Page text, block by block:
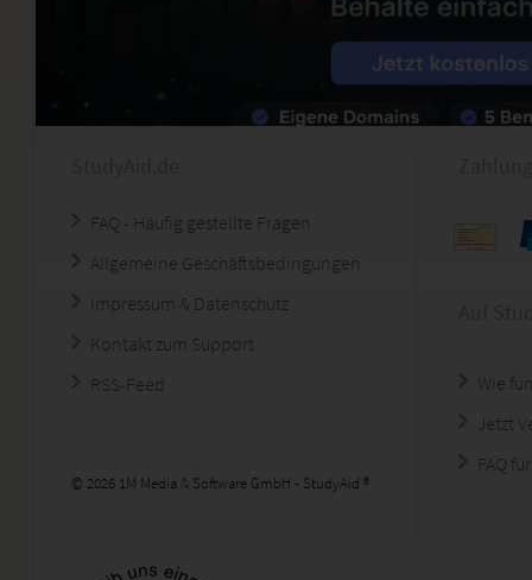
FAQ - Häufig gestellte Fragen
Allgemeine Geschäftsbedingungen
Impressum & Datenschutz
Kontakt zum Support
RSS-Feed
© 2026 1M Media & Software GmbH - StudyAid ®
Wie
Jetzt
FAQ